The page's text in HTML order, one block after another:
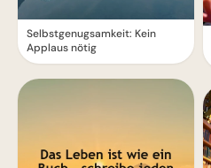
Selbstgenugsamkeit: Kein
Applaus nötig